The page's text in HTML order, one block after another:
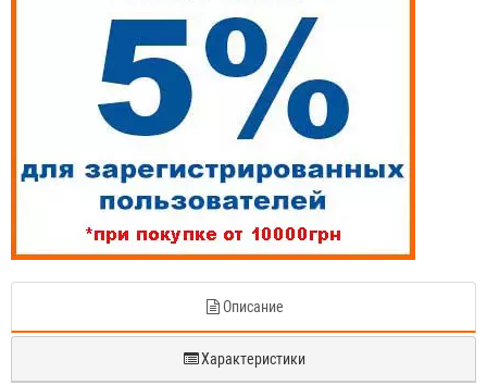
Описание
Характеристики